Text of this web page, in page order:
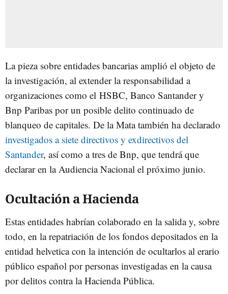
La pieza sobre entidades bancarias amplió el objeto de
la investigación, al extender la responsabilidad a
organizaciones como el HSBC, Banco Santander y
Bnp Paribas por un posible delito continuado de
blanqueo de capitales. De la Mata también ha declarado
investigados a siete directivos y exdirectivos del
Santander, así como a tres de Bnp, que tendrá que
declarar en la Audiencia Nacional el próximo junio.
Ocultación a Hacienda
Estas entidades habrían colaborado en la salida y, sobre
todo, en la repatriación de los fondos depositados en la
entidad helvetica con la intención de ocultarlos al erario
público español por personas investigadas en la causa
por delitos contra la Hacienda Pública.